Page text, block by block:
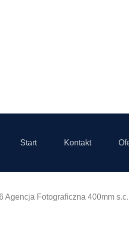
Start Kontakt
Agencja Fotograficzna 400mm